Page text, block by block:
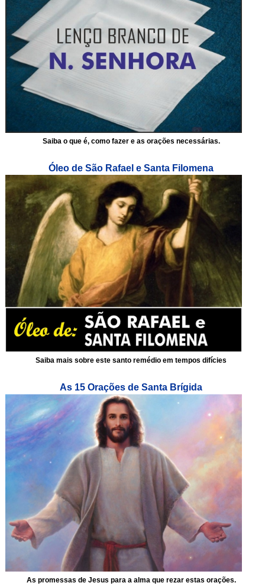
Saiba o que é, como fazer e as orações necessárias.
Óleo de São Rafael e Santa Filomena
Saiba mais sobre este santo remédio em tempos difícies
As 15 Orações de Santa Brígida
As promessas de Jesus para a alma que rezar estas orações.